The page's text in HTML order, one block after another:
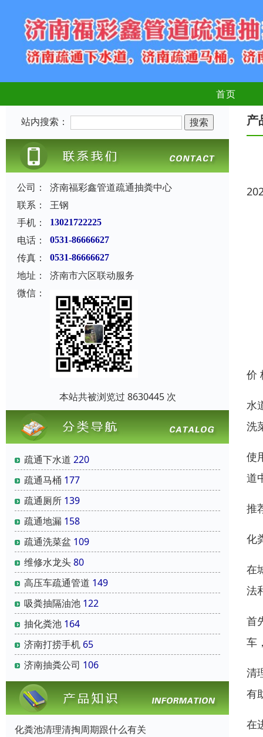
首页
站内搜索：
公司：
济南福彩鑫管道疏通抽粪中心
联系：
王钢
手机：
13021722225
电话： 0531-86666627
传真： 0531-86666627
地址：
济南市六区联动服务
微信：
本站共被浏览过 8630445 次
疏通下水道 220
疏通马桶 177
疏通厕所 139
疏通地漏 158
疏通洗菜盆 109
维修水龙头80
高压车疏通管道 149
吸粪抽隔油池 122
抽化粪池 164
济南打捞手机 65
济南抽粪公司 106
化粪池清理清掏周期跟什么有关
产
价
水
洗
使
道
推
化
在
法
首
车
清
有
在